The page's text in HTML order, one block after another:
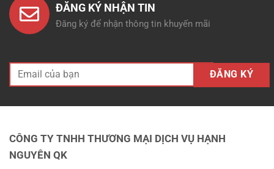
ĐĂNG KÝ NHẬN TIN
Đăng ký để nhận thông tin khuyến mãi
CÔNG TY TNHH THƯƠNG MẠI DỊCH VỤ HẠNH
NGUYÊN QK